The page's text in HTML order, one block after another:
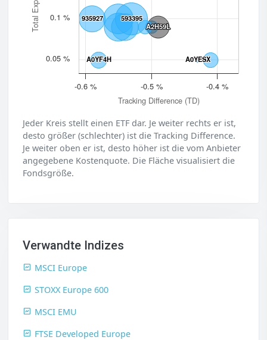
Tracking Difference (TD)
593395
593395
935927
935927
A0YF4H
A0YF4H A0YESX
A0YESX
A2H59L
A2H59L
-0.6 % -0.5 % -0.4 %
0.05 %
0.1 %
Jeder Kreis stellt einen ETF dar. Je weiter rechts er ist,
desto größer (schlechter) ist die Tracking Difference.
Je weiter oben er ist, desto höher ist die vom Anbieter
angegebene Kostenquote. Die Fläche visualisiert die
Fondsgröße.
Verwandte Indizes
MSCI Europe
STOXX Europe 600
MSCI EMU
FTSE Developed Europe